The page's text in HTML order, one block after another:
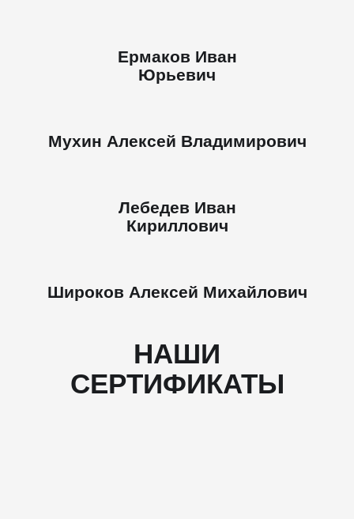
Ермаков Иван
Юрьевич
Мухин Алексей Владимирович
Лебедев Иван
Кириллович
Широков Алексей Михайлович
НАШИ
СЕРТИФИКАТЫ